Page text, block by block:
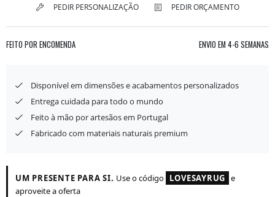
PEDIR PERSONALIZAÇÃO
PEDIR ORÇAMENTO
FEITO POR ENCOMENDA ENVIO EM 4-6 SEMANAS
Disponível em dimensões e acabamentos personalizados
Entrega cuidada para todo o mundo
Feito à mão por artesãos em Portugal
Fabricado com materiais naturais premium
UM PRESENTE PARA SI. Use o código LOVESAYRUG e
aproveite a oferta